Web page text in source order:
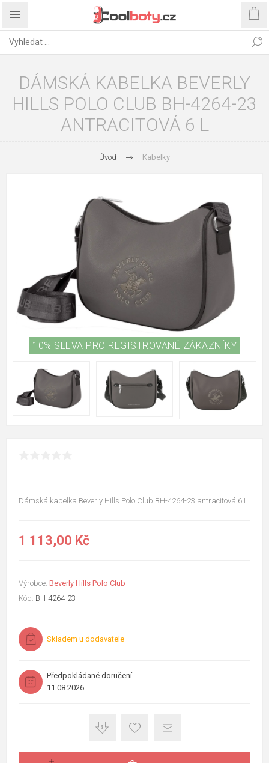
DÁMSKÁ KABELKA BEVERLY
HILLS POLO CLUB BH-4264-23
ANTRACITOVÁ 6 L
Úvod Kabelky
10% SLEVA PRO REGISTROVANÉ ZÁKAZNÍKY
Dámská kabelka Beverly Hills Polo Club BH-4264-23 antracitová 6 L
1 113,00 Kč
Výrobce: Beverly Hills Polo Club
Kód: BH-4264-23
Skladem u dodavatele
Předpokládané doručení
11.08.2026